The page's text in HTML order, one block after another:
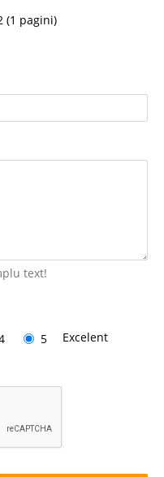
(1 pagini)
text!
5 Excelent